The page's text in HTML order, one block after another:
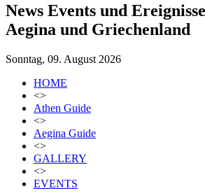
News Events und
Aegina und Griechenland
Sonntag, 09. August 2026
HOME
<>
Athen Guide
<>
Aegina Guide
<>
GALLERY
<>
EVENTS